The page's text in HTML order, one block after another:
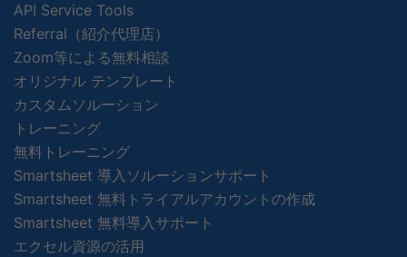
API Service Tools
Referral（紹介代理店）
Zoom等による無料相談
オリジナル テンプレート
カスタムソルーション
トレーニング
無料トレーニング
Smartsheet 導入ソルーションサポート
Smartsheet 無料トライアルアカウントの作成
Smartsheet 無料導入サポート
エクセル資源の活用